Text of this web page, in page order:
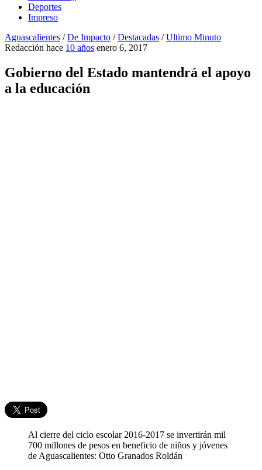
Deportes
Impreso
Aguascalientes /De Impacto /Destacadas /Ultimo Minuto
Redacción hace 10 años enero 6, 2017
Gobierno del Estado mantendrá el apoyo
a la educación
Al cierre del ciclo escolar 2016-2017 se invertirán mil
700 millones de pesos en beneficio de niños y jóvenes
de Aguascalientes: Otto Granados Roldán